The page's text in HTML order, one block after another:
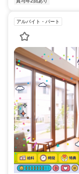
アルバイト・パート